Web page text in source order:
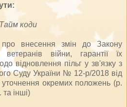
Тайм коди
внесення змін до Закону
війни, гарантії їх
відновлення пільг у зв'язку з
Суду України № 12-р/2018 від
окремих положень (р.
інші)